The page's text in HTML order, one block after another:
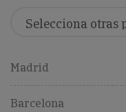
Madrid
Barcelona